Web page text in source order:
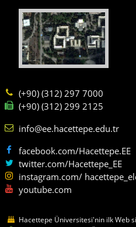
(+90) (312) 297 7000
(+90) (312) 299 2125
info@ee.hacettepe.edu.tr
facebook.com/Hacettepe.EE
twitter.com/Hacettepe_EE
instagram.com/
youtube.com
Hacettepe Üniversitesi'nin ilk Web